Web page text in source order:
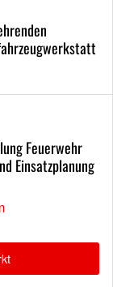
Feuerwehr
Einsatzplanung